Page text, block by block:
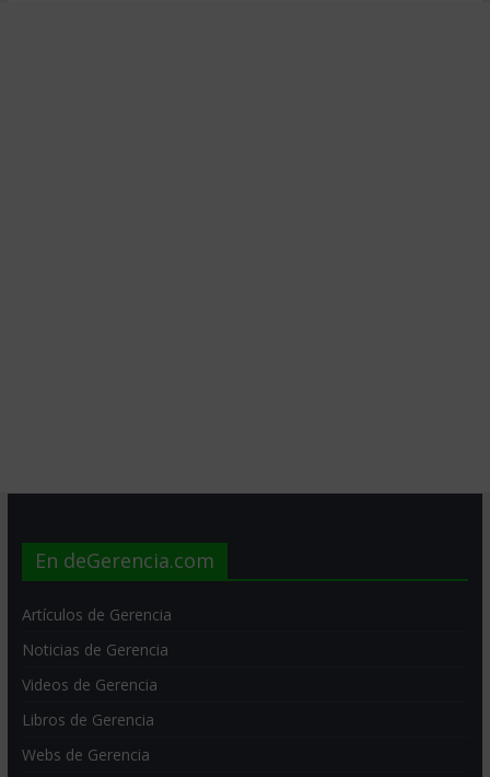
En deGerencia.com
Artículos de Gerencia
Noticias de Gerencia
Videos de Gerencia
Libros de Gerencia
Webs de Gerencia